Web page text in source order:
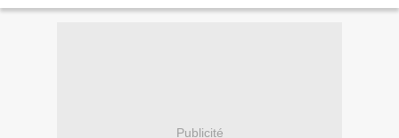
Publicité